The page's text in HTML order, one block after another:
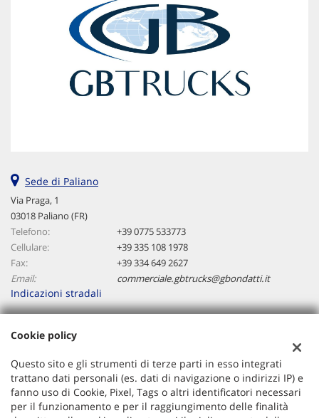
Sede di Paliano
Via Praga, 1
03018 Paliano (FR)
Telefono:
+39 0775 533773
Cellulare:
+39 335 108 1978
Fax:
+39 334 649 2627
Email:
commerciale.gbtrucks@gbondatti.it
Indicazioni stradali
Dati fiscali:
Gb Trucks Srl
Via Praga, 1, Paliano (FR)
C.F/P.IVA:02669460608
Registro delle imprese:FR
Cookie policy
Questo sito e gli strumenti di terze parti in esso integrati
trattano dati personali (es. dati di navigazione o indirizzi IP) e
fanno uso di Cookie, Pixel, Tags o altri identificatori necessari
per il funzionamento e per il raggiungimento delle finalità